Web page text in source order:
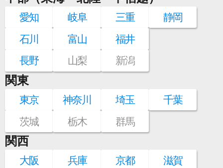
愛知 岐阜 三重
静岡
石川
富山
福井
長野
山梨 新潟
関東
東京 神奈川 埼玉
千葉
茨城
栃木 群馬
関西
大阪 兵庫 京都
滋賀